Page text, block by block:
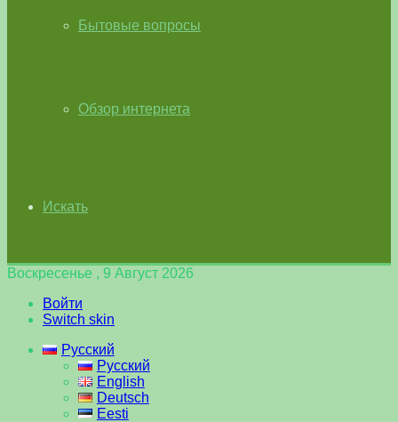
Бытовые вопросы
Обзор интернета
Искать
Воскресенье , 9 Август 2026
Войти
Switch skin
Русский
Русский
English
Deutsch
Eesti